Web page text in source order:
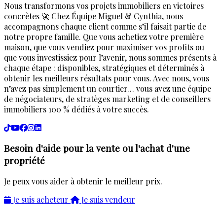
Nous transformons vos projets immobiliers en victoires
concrètes 🚀 Chez Équipe Miguel & Cynthia, nous
accompagnons chaque client comme s’il faisait partie de
notre propre famille. Que vous achetiez votre première
maison, que vous vendiez pour maximiser vos profits ou
que vous investissiez pour l’avenir, nous sommes présents à
chaque étape : disponibles, stratégiques et déterminés à
obtenir les meilleurs résultats pour vous. Avec nous, vous
n’avez pas simplement un courtier… vous avez une équipe
de négociateurs, de stratèges marketing et de conseillers
immobiliers 100 % dédiés à votre succès.
Besoin d'aide pour la vente ou l'achat d'une
propriété
Je peux vous aider à obtenir le meilleur prix.
Je suis acheteur
Je suis vendeur